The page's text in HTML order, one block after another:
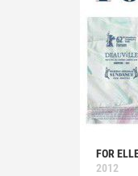
FOR
2012